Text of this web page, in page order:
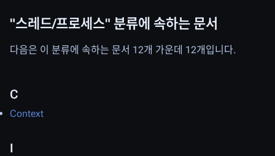
"스레드/프로세스" 분류에 속하는 문서
다음은 이 분류에 속하는 문서 12개 가운데 12개입니다.
C
Context
I